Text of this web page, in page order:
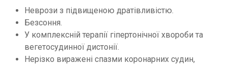
Неврози з підвищеною дратівливістю.
Безсоння.
У комплексній терапії гіпертонічної хвороби та
вегетосудинної дистонії.
Нерізко виражені спазми коронарних судин,